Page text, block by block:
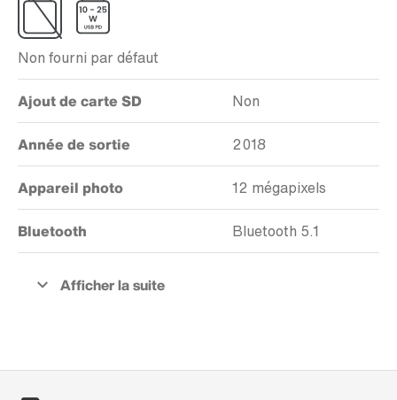
Non fourni par défaut
Ajout de carte SD Non
Année de sortie 2018
Appareil photo 12 mégapixels
Bluetooth Bluetooth 5.1